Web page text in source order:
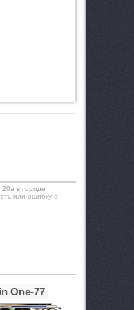
в городе
или ошибку в
One-77